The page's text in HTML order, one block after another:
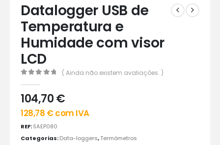
Datalogger USB de
Temperatura e
Humidade com visor
LCD
( Ainda não existem avaliações. )
104,70€
128,78 €com IVA
REF:SAEP080
Categorias:Data-loggers,Termómetros